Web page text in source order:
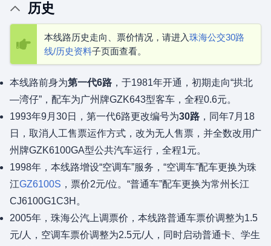
历史
本线路历史走向、票价情况，请进入珠海公交30路
线/历史资料子页面查看。
本线路前身为第一代6路 ，于1981年开通，初期走向“拱北
—湾仔”，配车为广州牌GZK643型客车，全程0.6元。
1993年9月30日，第一代6路更改编号为30路 ，同年7月18
日，取消人工售票运作方式，改为无人售票，并全数改用广
州牌GZK6100GA型公共汽车运行，全程1元。
1998年，本线路增设“空调车”服务，“空调车”配车更换为珠
江GZ6100S ，票价2元/位。“普通车”配车更换为常州长江
CJ6100G1C3H。
2005年，珠海公汽上调票价，本线路普通车票价调整为1.5
元/人，空调车票价调整为2.5元/人，同时启动普通卡、学生